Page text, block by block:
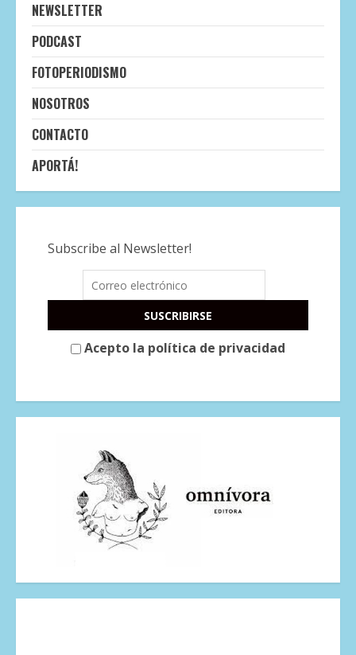
NEWSLETTER
PODCAST
FOTOPERIODISMO
NOSOTROS
CONTACTO
APORTÁ!
Subscribe al Newsletter!
Acepto la política de privacidad